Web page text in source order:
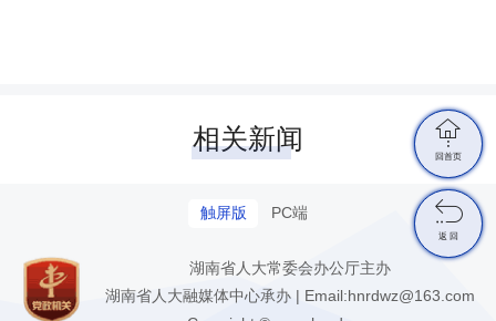
相关新闻
触屏版 PC端
湖南省人大常委会办公厅主办
湖南省人大融媒体中心承办 | Email:hnrdwz@163.com

回首页

返 回